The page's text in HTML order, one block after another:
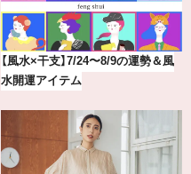
【BAILA×OMO】ウオズミアミ描き
下ろし！金沢の旅リスト